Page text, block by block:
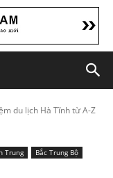
du lịch Hà Tĩnh từ A-Z
Trung
Bắc Trung Bộ